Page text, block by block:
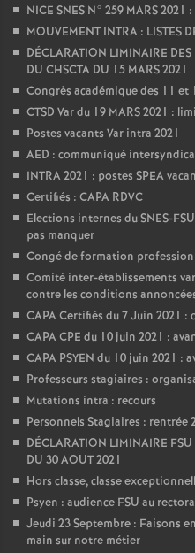
NICE SNES N° 259 MARS 2021
MOUVEMENT INTRA : LISTES
DÉCLARATION LIMINAIRE
DU CHSCTA DU 15 MARS 2021
Congrès académique des 11 et
CTSD Var du 19 MARS 2021 :
Postes vacants Var intra 2021
AED : communiqué
INTRA 2021 : postes SPEA
Certifiés : CAPA RDVC
Elections internes du SNES-
pas manquer
Congé de formation
Comité inter-établissements
contre les conditions
CAPA Certifiés du 7 Juin 2021
CAPA CPE du 10 juin 2021 :
CAPA PSYEN du 10 juin 2021 :
Professeurs stagiaires :
Mutations intra : recours
Personnels Stagiaires : rentrée
DÉCLARATION LIMINAIRE
DU 30 AOUT 2021
Hors classe, classe
Psyen : audience FSU au
Jeudi 23 Septembre : Faisons
main sur notre métier